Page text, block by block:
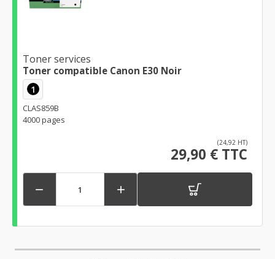
Toner services
Toner compatible Canon E30 Noir
1
CLAS859B
4000 pages
(24,92 HT)
29,90 € TTC
 